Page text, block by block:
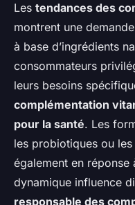
Les tendances des
montrent une
à base d’ingrédients
consommateurs
leurs besoins
complémentation
pour la santé. Les
les probiotiques ou
également en
dynamique influence
responsable des